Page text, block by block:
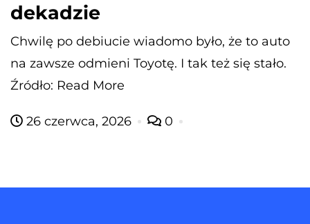
dekadzie
Chwilę po debiucie wiadomo było, że to auto
na zawsze odmieni Toyotę. I tak też się stało.
Źródło: Read More
26 czerwca, 2026 0